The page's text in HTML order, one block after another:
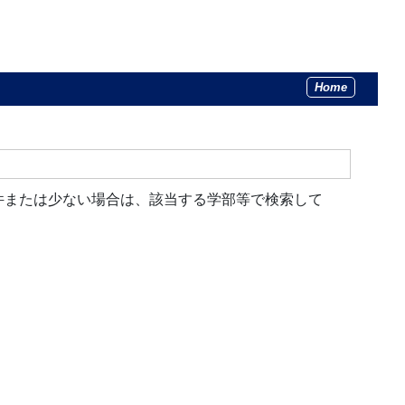
Home
たは少ない場合は、該当する学部等で検索して